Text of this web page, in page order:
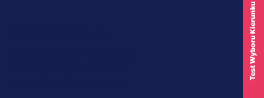
Test Wyboru Kierunku